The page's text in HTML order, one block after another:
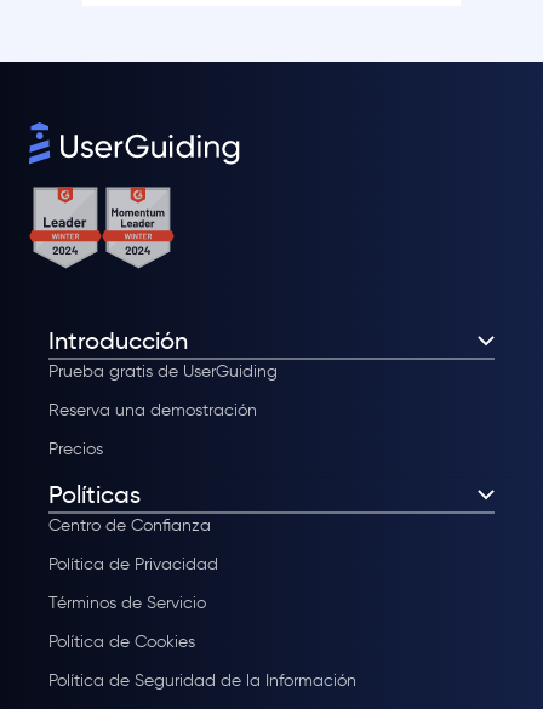
Introducción
Prueba gratis de UserGuiding
Reserva una demostración
Precios
Políticas
Centro de Confianza
Política de Privacidad
Términos de Servicio
Política de Cookies
Política de Seguridad de la Información